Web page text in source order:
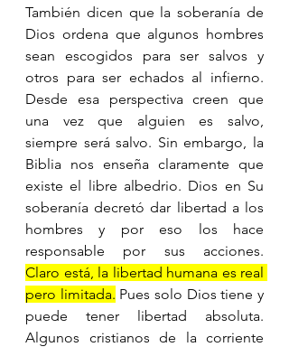
También dicen que la soberanía de
Dios ordena que algunos hombres
sean escogidos para ser salvos y
otros para ser echados al infierno.
Desde esa perspectiva creen que
una vez que alguien es salvo,
siempre será salvo. Sin embargo, la
Biblia nos enseña claramente que
existe el libre albedrio. Dios en Su
soberanía decretó dar libertad a los
hombres y por eso los hace
Claro está, la libertad humana es real
pero limitada. Pues solo Dios tiene y
puede tener libertad absoluta.
Algunos cristianos de la corriente